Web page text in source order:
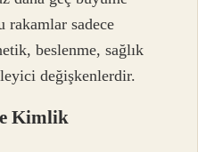
rakamlar sadece
beslenme, sağlık
değişkenlerdir.
Kimlik